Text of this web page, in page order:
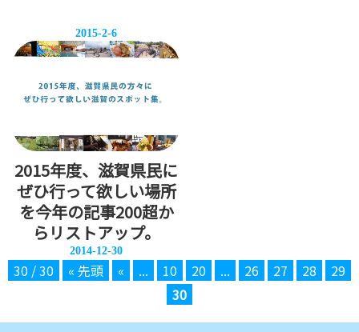
2015-2-6
2015年度、滋賀県民に
ぜひ行って欲しい場所
を今年の記事200超か
らリストアップ。
2014-12-30
30 / 30 « 先頭 « ... 10 20 ... 26 27 28
29
30